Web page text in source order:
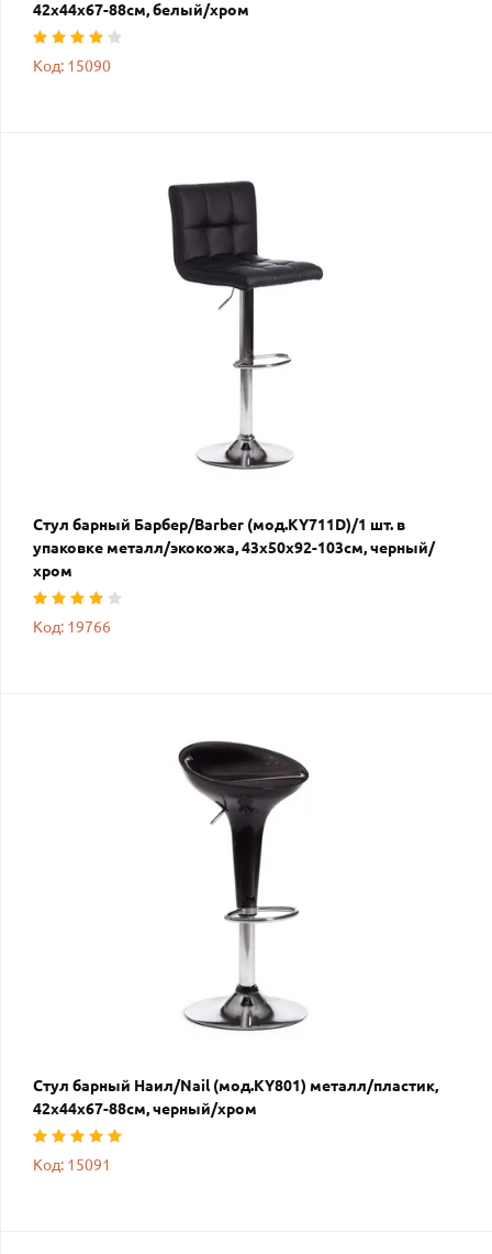
42х44х67-88см, белый/хром
Код: 15090
Стул барный Барбер/Barber (мод.KY711D)/1 шт. в
упаковке металл/экокожа, 43х50х92-103см, черный/
хром
Код: 19766
Стул барный Наил/Nail (мод.KY801) металл/пластик,
42х44х67-88см, черный/хром
Код: 15091